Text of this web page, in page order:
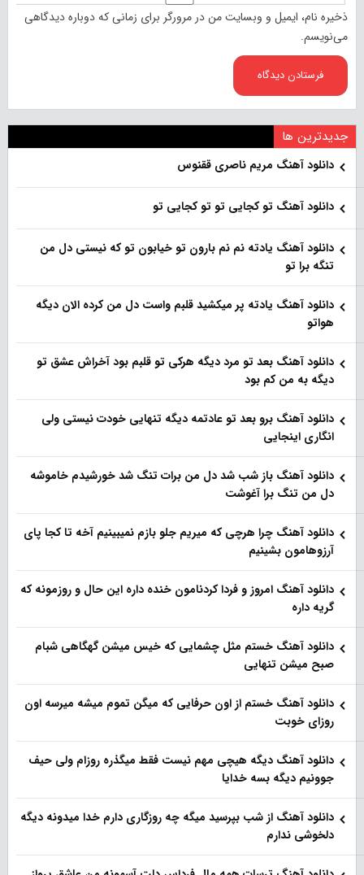
ذخیره نام، ایمیل و وبسایت من در مرورگر برای زمانی که دوباره دیدگاهی
می‌نویسم.
جدیدترین ها
دانلود آهنگ مریم ناصری ققنوس
دانلود آهنگ تو کجایی تو تو کجایی تو
دانلود آهنگ یادته نم نم بارون تو خیابون تو که نیستی دل من
تنگه برا تو
دانلود آهنگ یادته پر میکشید قلبم واست دل من کرده الان دیگه
هواتو
دانلود آهنگ بعد تو مرد دیگه هرکی تو قلبم بود آخراش عشق تو
دیگه به من کم بود
دانلود آهنگ برو بعد تو عادتمه دیگه تنهایی خودت نیستی ولی
انگاری اینجایی
دانلود آهنگ باز شب شد دل من برات تنگ شد خورشیدم خاموشه
دل من تنگ برا آغوشت
دانلود آهنگ چرا هرچی که میریم جلو بازم نمیبینیم آخه تا کجا پای
آرزوهامون بشینیم
دانلود آهنگ امروز و فردا کردنامون خنده داره این حال و روزمونه که
گریه داره
دانلود آهنگ خستم مثل چشمایی که خیس میشن گهگاهی شبام
صبح میشن تنهایی
دانلود آهنگ خستم از اون حرفایی که میگن تموم میشه میرسه اون
روزای خوبت
دانلود آهنگ دیگه هیچی مهم نیست فقط میگذره روزام ولی حیف
جوونیم دیگه بسه خدایا
دانلود آهنگ از شب بپرسید میگه چه روزگاری دارم خدا میدونه دیگه
دلخوشی ندارم